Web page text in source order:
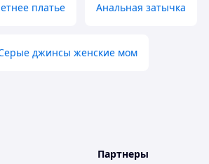
платье Анальная затычка
джинсы женские мом
Партнеры